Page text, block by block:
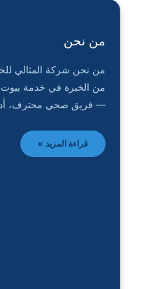
من نحن
من الخبرة في خدمة
— فريق صحي محترف،
قراءة المزيد »